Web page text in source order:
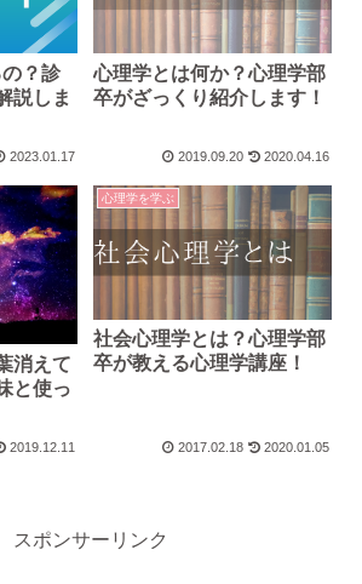
？診
説しま
2023.01.17
心理学とは何か？心理学部
卒がざっくり紹介します！
2019.09.20 2020.04.16
消えて
と使っ
2019.12.11
心理学を学ぶ
社会心理学とは？心理学部
卒が教える心理学講座！
2017.02.18 2020.01.05
スポンサーリンク